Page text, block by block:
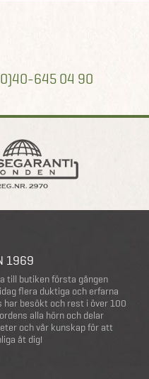
645 04 90
1969
till butiken första gången
flera duktiga och erfarna
besökt och rest i över 100
alla hörn och delar
och vår kunskap för att
åt dig!